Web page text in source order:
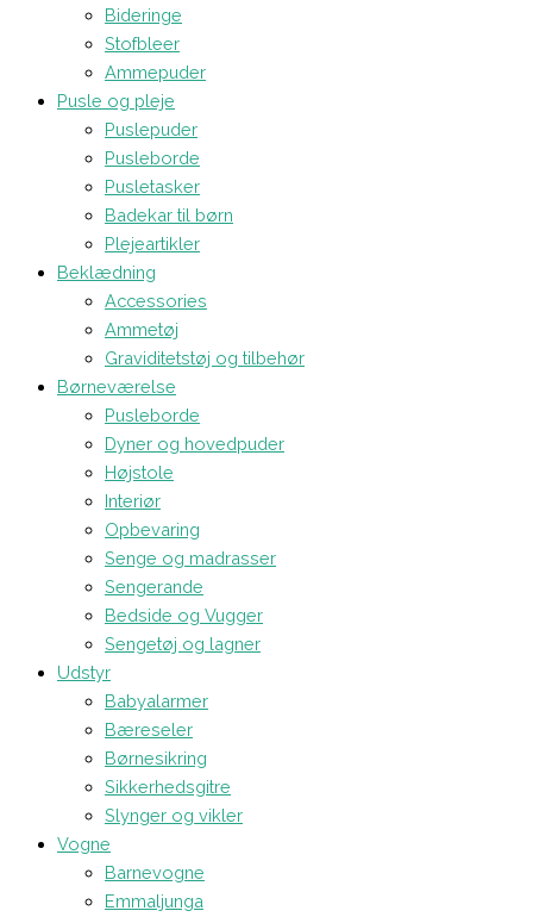
Bideringe
Stofbleer
Ammepuder
Pusle og pleje
Puslepuder
Pusleborde
Pusletasker
Badekar til børn
Plejeartikler
Beklædning
Accessories
Ammetøj
Graviditetstøj og tilbehør
Børneværelse
Pusleborde
Dyner og hovedpuder
Højstole
Interiør
Opbevaring
Senge og madrasser
Sengerande
Bedside og Vugger
Sengetøj og lagner
Udstyr
Babyalarmer
Bæreseler
Børnesikring
Sikkerhedsgitre
Slynger og vikler
Vogne
Barnevogne
Emmaljunga